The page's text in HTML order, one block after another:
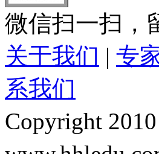
微信扫一扫，
关于我们 | 专
系我们
Copyright